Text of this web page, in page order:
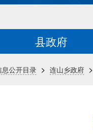
县政府
息公开目录 > 连山乡政府 >